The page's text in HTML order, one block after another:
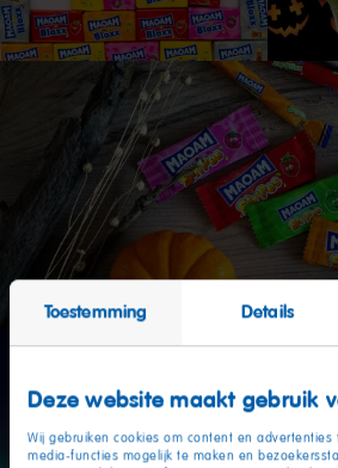
Toestemming Details
Deze website maakt gebruik
Wij gebruiken cookies om content en advertenties
media-functies mogelijk te maken en